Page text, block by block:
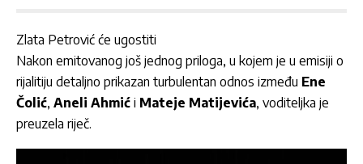
Zlata Petrović će ugostiti
Nakon emitovanog još jednog priloga, u kojem je u emisiji o
rijalitiju detaljno prikazan turbulentan odnos između Ene
Čolić, Aneli Ahmić i Mateje Matijevića, voditeljka je
preuzela riječ.